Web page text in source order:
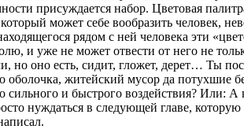
присуждается набор. Цветовая
может себе вообразить человек,
рядом с ней человека эти
и уже не может отвести от него не
но оно есть, сидит, гложет, дерет… Ты
оболочка, житейский мусор да
сильного и быстрого воздействия? Или:
нуждаться в следующей главе,